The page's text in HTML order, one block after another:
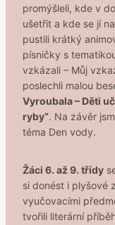
promýšleli, kde v
ušetřit a kde se jí
pustili krátký
písničky s
vzkázali – Můj
poslechli malou
Vyroubala – Děti
ryby“. Na závěr
téma Den vody.
Žáci 6. až 9. třídy
si donést i plyšové
vyučovacími
tvořili literární